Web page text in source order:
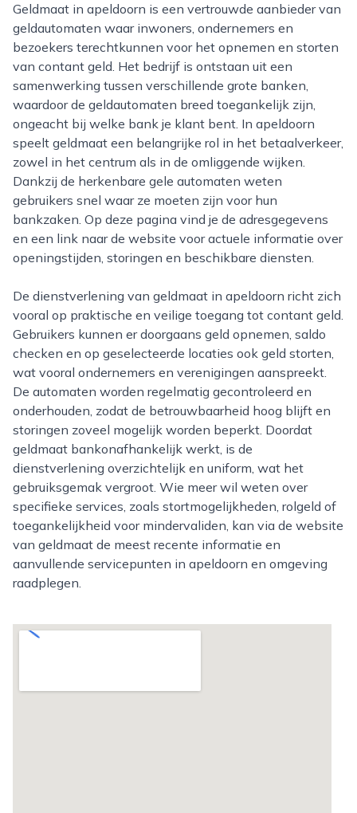
Geldmaat in apeldoorn is een vertrouwde aanbieder van
geldautomaten waar inwoners, ondernemers en
bezoekers terechtkunnen voor het opnemen en storten
van contant geld. Het bedrijf is ontstaan uit een
samenwerking tussen verschillende grote banken,
waardoor de geldautomaten breed toegankelijk zijn,
ongeacht bij welke bank je klant bent. In apeldoorn
speelt geldmaat een belangrijke rol in het betaalverkeer,
zowel in het centrum als in de omliggende wijken.
Dankzij de herkenbare gele automaten weten
gebruikers snel waar ze moeten zijn voor hun
bankzaken. Op deze pagina vind je de adresgegevens
en een link naar de website voor actuele informatie over
openingstijden, storingen en beschikbare diensten.
De dienstverlening van geldmaat in apeldoorn richt zich
vooral op praktische en veilige toegang tot contant geld.
Gebruikers kunnen er doorgaans geld opnemen, saldo
checken en op geselecteerde locaties ook geld storten,
wat vooral ondernemers en verenigingen aanspreekt.
De automaten worden regelmatig gecontroleerd en
onderhouden, zodat de betrouwbaarheid hoog blijft en
storingen zoveel mogelijk worden beperkt. Doordat
geldmaat bankonafhankelijk werkt, is de
dienstverlening overzichtelijk en uniform, wat het
gebruiksgemak vergroot. Wie meer wil weten over
specifieke services, zoals stortmogelijkheden, rolgeld of
toegankelijkheid voor mindervaliden, kan via de website
van geldmaat de meest recente informatie en
aanvullende servicepunten in apeldoorn en omgeving
raadplegen.